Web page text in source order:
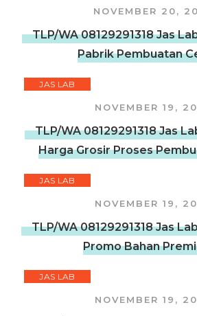
NOVEMBER 20,
TLP/WA 08129291318 Jas
Pabrik Pembuatan
JAS LAB
NOVEMBER 19,
TLP/WA 08129291318 Jas
Harga Grosir Proses
JAS LAB
NOVEMBER 19,
TLP/WA 08129291318 Jas
Promo Bahan
JAS LAB
NOVEMBER 19,